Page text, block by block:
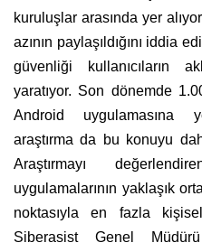
kuruluşlar arasında yer
azının paylaşıldığını iddia
güvenliği kullanıcıların
yaratıyor. Son dönemde
Android uygulamasına
araştırma da bu konuyu
Araştırmayı
uygulamalarının yaklaşık
noktasıyla en fazla
Siberasist Genel